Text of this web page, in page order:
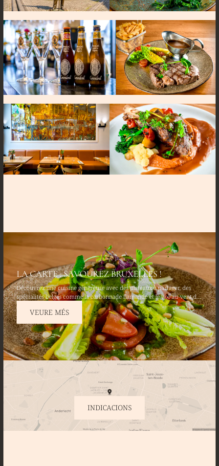
LA CARTE : SAVOUREZ BRUXELLES !
Découvrez une cuisine généreuse avec des plateaux à partager, des
spécialités belges comme la carbonnade flamande et le vol-au-vent de
poulet fermier. Savourez des entrées fraîches telles que le tartare
d’avocat & saumon frais et terminez par un moelleux au chocolat
belge.
VEURE MÉS
INDICACIONS